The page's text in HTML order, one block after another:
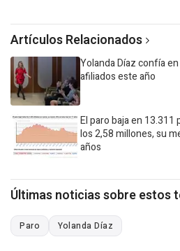
Artículos Relacionados
Yolanda Díaz confía
afiliados este año
El paro baja en
los 2,58 millones, su
años
Últimas noticias sobre estos
Paro Yolanda Díaz